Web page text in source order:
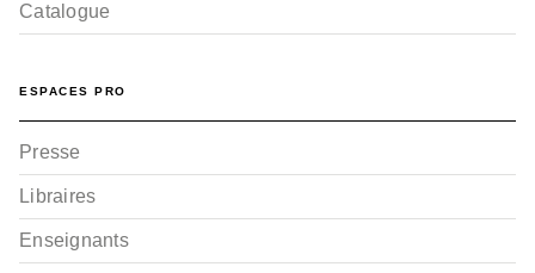
Catalogue
ESPACES PRO
Presse
Libraires
Enseignants